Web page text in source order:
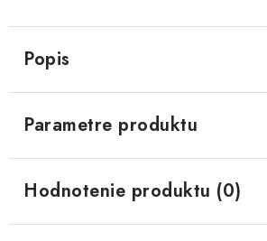
Popis
Parametre produktu
Hodnotenie produktu (0)